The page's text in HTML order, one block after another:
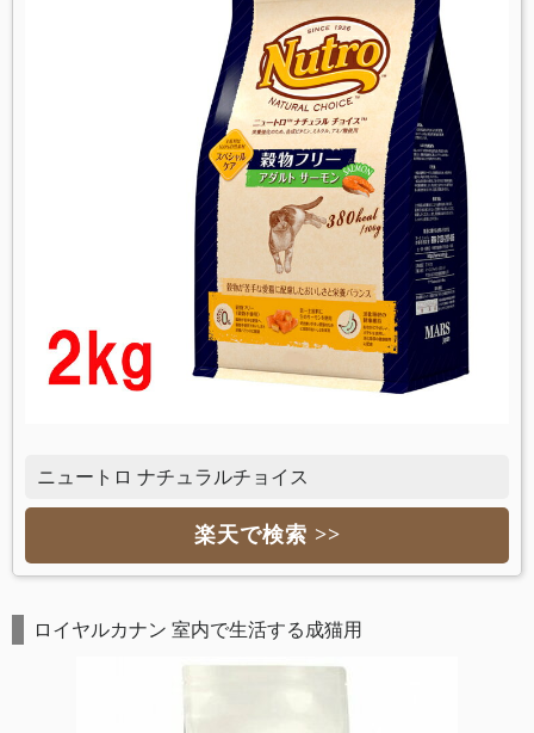
ニュートロ ナチュラルチョイス
楽天で検索 >>
ロイヤルカナン 室内で生活する成猫用